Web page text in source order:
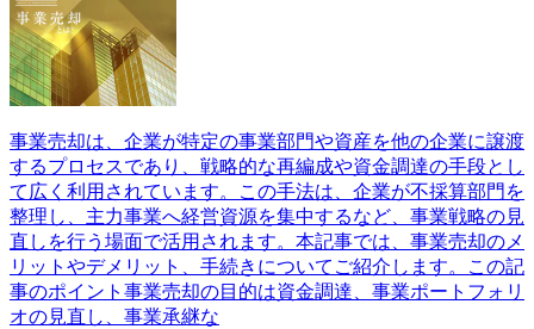
事業売却は、企業が特定の事業部門や資産を他の企業に譲渡
するプロセスであり、戦略的な再編成や資金調達の手段とし
て広く利用されています。この手法は、企業が不採算部門を
整理し、主力事業へ経営資源を集中するなど、事業戦略の見
直しを行う場面で活用されます。本記事では、事業売却のメ
リットやデメリット、手続きについてご紹介します。この記
事のポイント事業売却の目的は資金調達、事業ポートフォリ
オの見直し、事業承継な